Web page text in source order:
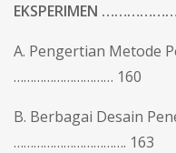
EKSPERIMEN
A. Pengertian Metode
………………………… 160
B. Berbagai Desain
……………………………. 163